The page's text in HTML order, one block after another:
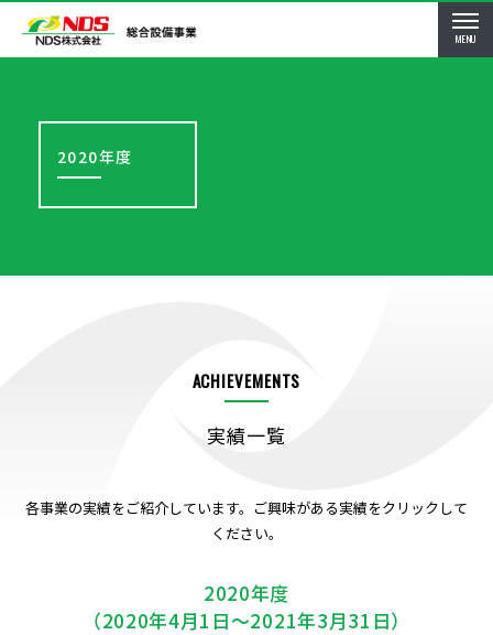
MENU
2020年度
ACHIEVEMENTS
実績一覧
各事業の実績をご紹介しています。ご興味がある実績をクリックして
ください。
2020年度
（2020年4月1日～2021年3月31日）